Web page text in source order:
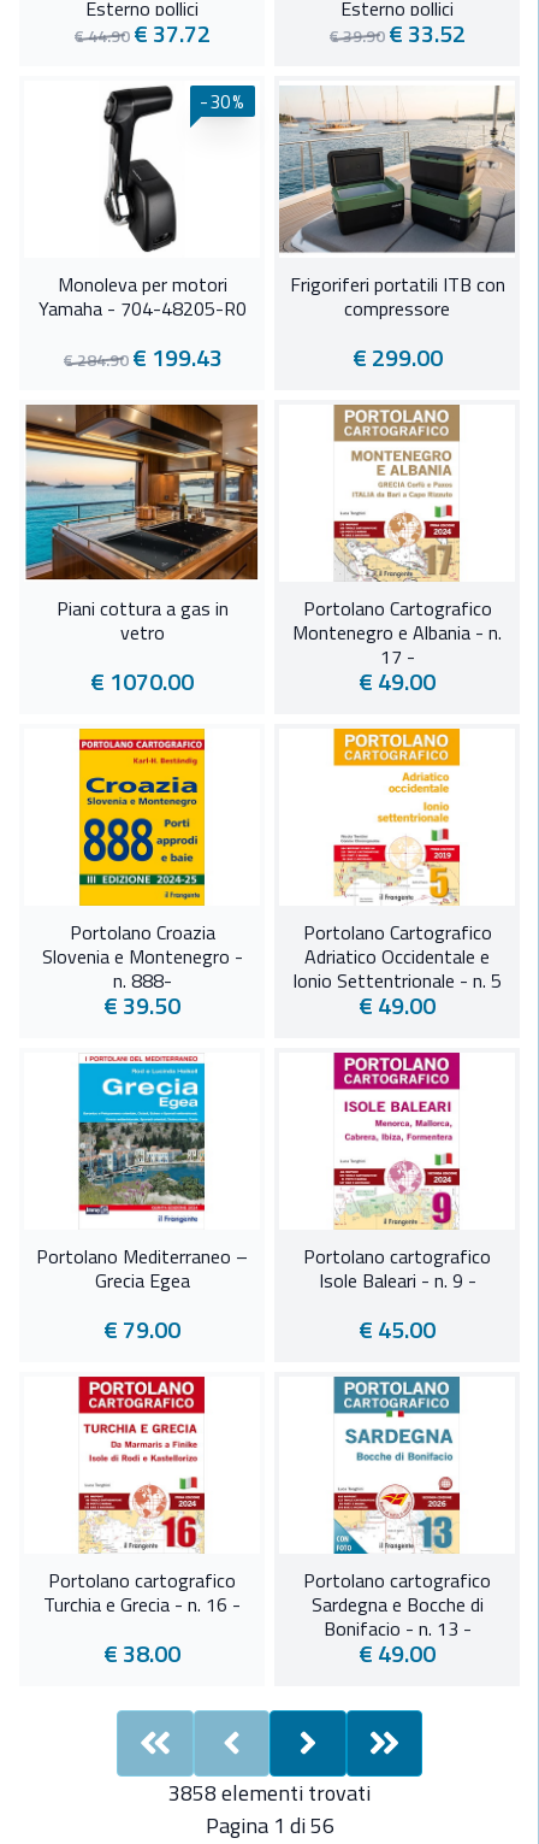
Esterno pollici
€ 44.90€ 37.72
Esterno pollici
€ 39.90€ 33.52
Monoleva per motori
Yamaha - 704-48205-R0
€ 284.90 € 199.43
-30%
Frigoriferi portatili ITB con
compressore
€ 299.00
Piani cottura a gas in
vetro
€ 1070.00
Portolano Cartografico
Montenegro e Albania - n.
17 -
€ 49.00
Portolano Croazia
Slovenia e Montenegro -
n. 888-
€ 39.50
Portolano Cartografico
Adriatico Occidentale e
Ionio Settentrionale - n. 5
-
€ 49.00
Portolano Mediterraneo –
Grecia Egea
€ 79.00
Portolano cartografico
Isole Baleari - n. 9 -
€ 45.00
Portolano cartografico
Turchia e Grecia - n. 16 -
€ 38.00
Portolano cartografico
Sardegna e Bocche di
Bonifacio - n. 13 -
€ 49.00
FirstPrevious
3858 elementi trovati
Pagina 1 di 56
NextLast